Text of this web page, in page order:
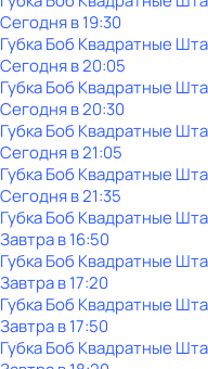
Сегодня в 19:30
Губка Боб Квадратные
Сегодня в 20:05
Губка Боб Квадратные
Сегодня в 20:30
Губка Боб Квадратные
Сегодня в 21:05
Губка Боб Квадратные
Сегодня в 21:35
Губка Боб Квадратные
Завтра в 16:50
Губка Боб Квадратные
Завтра в 17:20
Губка Боб Квадратные
Завтра в 17:50
Губка Боб Квадратные